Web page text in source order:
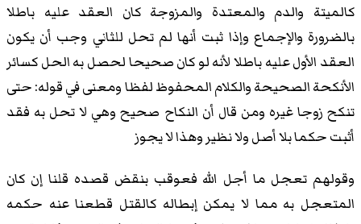
كالميتة والدم والمعتدة والمزوجة كان العقد عليه باطلا
بالضرورة والإجماع وإذا ثبت أنها لم تحل للثاني وجب أن يكون
العقد الأول عليه باطلا لأنه لو كان صحيحا لحصل به الحل كسائر
الأنكحة الصحيحة والكلام المحفوظ لفظا ومعنى في قوله: حتى
تنكح زوجا غيره ومن قال أن النكاح صحيح وهي لا تحل به فقد
أثبت حكما بلا أصل ولا نظير وهذا لا يجوز
وقولهم تعجل ما أجل الله فعوقب بنقض قصده قلنا إن كان
المتعجل به مما لا يمكن إبطاله كالقتل قطعنا عنه حكمه